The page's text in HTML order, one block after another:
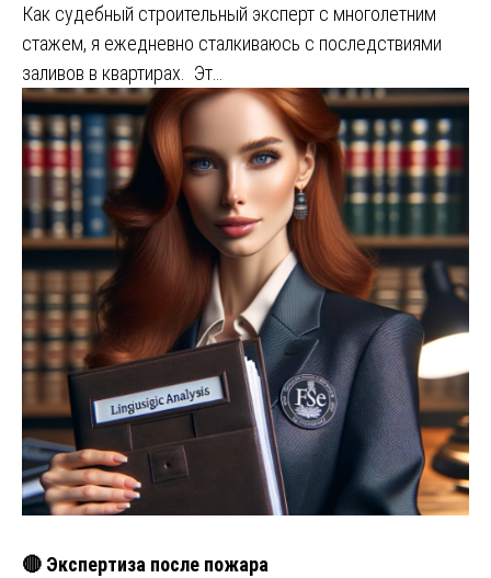
Как судебный строительный эксперт с многолетним
стажем, я ежедневно сталкиваюсь с последствиями
заливов в квартирах. Эт…
🔴 Экспертиза после пожара